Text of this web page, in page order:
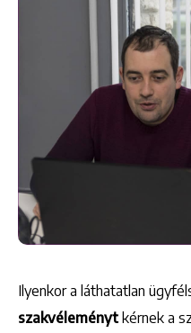
Ilyenkor a láthatatlan
szakvéleményt kérnek a